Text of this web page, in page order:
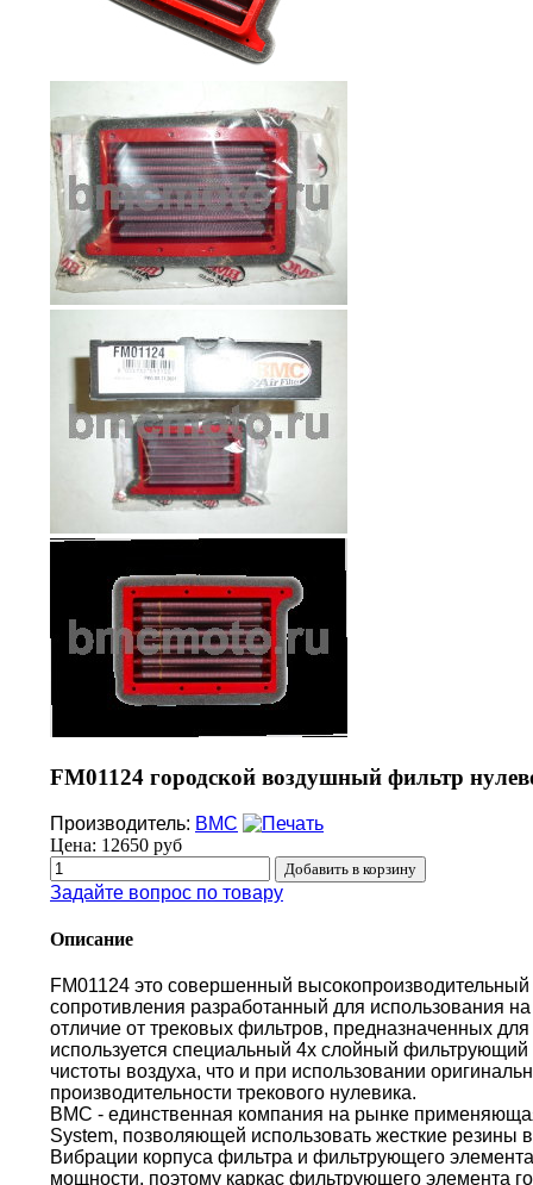
FM01124 городской воздушный фильтр
Производитель: BMC
Цена: 12650 руб
Задайте вопрос по товару
Описание
FM01124 это совершенный
сопротивления разработанный для использования
отличие от трековых фильтров, предназначенных
используется специальный 4х слойный
чистоты воздуха, что и при использовании
производительности трекового нулевика.
BMC - единственная компания на рынке
System, позволяющей использовать жесткие резины
Вибрации корпуса фильтра и фильтрующего
мощности, поэтому каркас фильтрующего элемента